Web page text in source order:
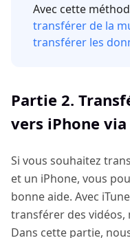
Avec cette
transférer de la
transférer les
Partie 2.
vers iPhone via
Si vous souhaitez
et un iPhone, vous
bonne aide. Avec
transférer des vidéos,
Dans cette partie,